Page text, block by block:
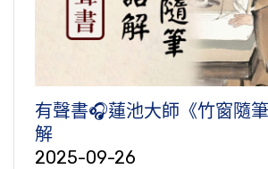
有聲書🎧蓮池大師《竹窗隨
解
2025-09-26